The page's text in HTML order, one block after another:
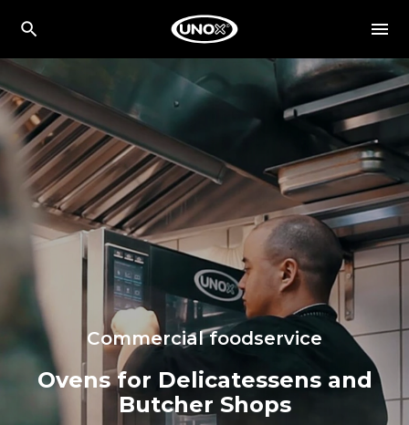
Commercial foodservice
Ovens for Delicatessens and
Butcher Shops